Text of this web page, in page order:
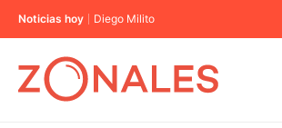
Noticias hoy Diego Milito